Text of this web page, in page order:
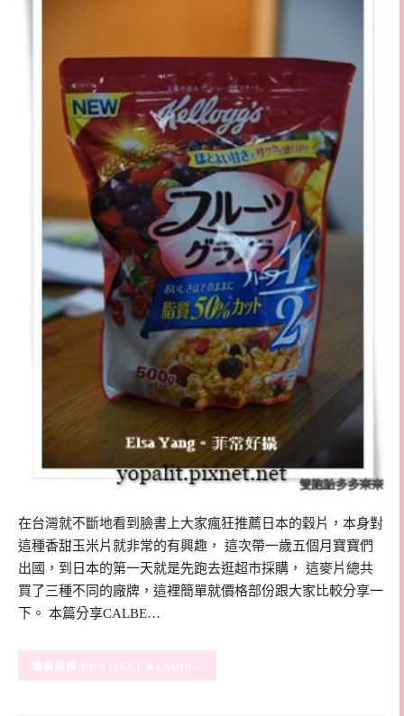
在台灣就不斷地看到臉書上大家瘋狂推薦日本的穀片，本身對
這種香甜玉米片就非常的有興趣， 這次帶一歲五個月寶寶們
出國，到日本的第一天就是先跑去逛超市採購， 這麥片總共
買了三種不同的廠牌，這裡簡單就價格部份跟大家比較分享一
下。 本篇分享CALBE…
CONTINUE READING